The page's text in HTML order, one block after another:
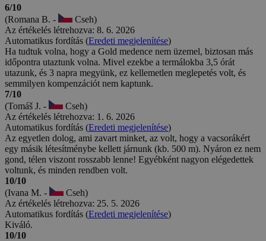
6/10
(Romana B. -
Cseh)
Az értékelés létrehozva: 8. 6. 2026
Automatikus fordítás (Eredeti megjelenítése)
Ha tudtuk volna, hogy a Gold medence nem üzemel, biztosan más
időpontra utaztunk volna. Mivel ezekbe a termálokba 3,5 órát
utazunk, és 3 napra megyünk, ez kellemetlen meglepetés volt, és
semmilyen kompenzációt nem kaptunk.
7/10
(Tomáš J. -
Cseh)
Az értékelés létrehozva: 1. 6. 2026
Automatikus fordítás (Eredeti megjelenítése)
Az egyetlen dolog, ami zavart minket, az volt, hogy a vacsorákért
egy másik létesítménybe kellett járnunk (kb. 500 m). Nyáron ez nem
gond, télen viszont rosszabb lenne! Egyébként nagyon elégedettek
voltunk, és minden rendben volt.
10/10
(Ivana M. -
Cseh)
Az értékelés létrehozva: 25. 5. 2026
Automatikus fordítás (Eredeti megjelenítése)
Kiváló.
10/10